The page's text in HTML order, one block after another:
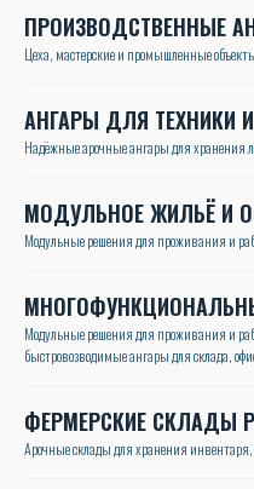
ПРОИЗВОДСТВЕННЫЕ
Цеха, мастерские и промышленные
АНГАРЫ ДЛЯ ТЕХНИКИ
Надёжные арочные ангары для хранения
МОДУЛЬНОЕ ЖИЛЬЁ И
Модульные решения для проживания и
Модульные решения для проживания и
быстровозводимые ангары для склада,
ФЕРМЕРСКИЕ СКЛАДЫ
Арочные склады для хранения